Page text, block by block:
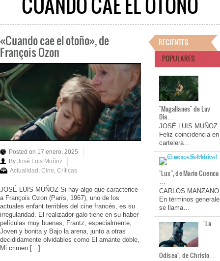
«Cuando cae el otoño», de
François Ozon
Posted on 17 enero, 2025
By José Luis Muñoz
Actualidad, Cine, Críticas
JOSÉ LUIS MUÑOZ Si hay algo que caracterice
a François Ozon (París, 1967), uno de los
actuales enfant terribles del cine francés, es su
irregularidad. El realizador galo tiene en su haber
películas muy buenas, Frantz, especialmente,
Joven y bonita y Bajo la arena, junto a otras
decididamente olvidables como El amante doble,
Mi crimen […]
RECIENTES
POPULARES
"Magallanes" de Lav
Dia…
JOSÉ LUIS MUÑOZ
Feliz coincidencia en
cartelera…
"Lux", de Mario Cuenca
…
CARLOS MANZANO
En términos
se llama…
"La
Odisea", de Christo…